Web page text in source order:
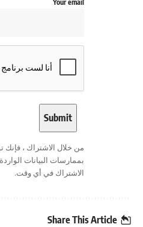
Your email
من خلال الاشتراك ، فإنك
بممارسات البيانات
الاشتراك في أي وقت.
Share This Article